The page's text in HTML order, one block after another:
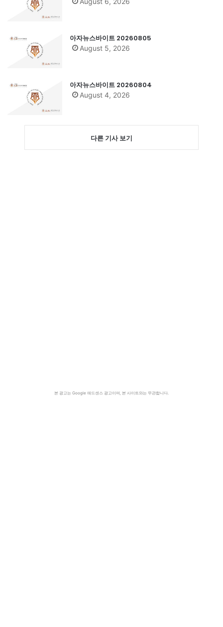
아자뉴스바이트 20260805
August 5, 2026
아자뉴스바이트 20260804
August 4, 2026
다른 기사 보기
본 광고는 Google 애드센스 광고이며, 본 사이트와는 무관합니다.